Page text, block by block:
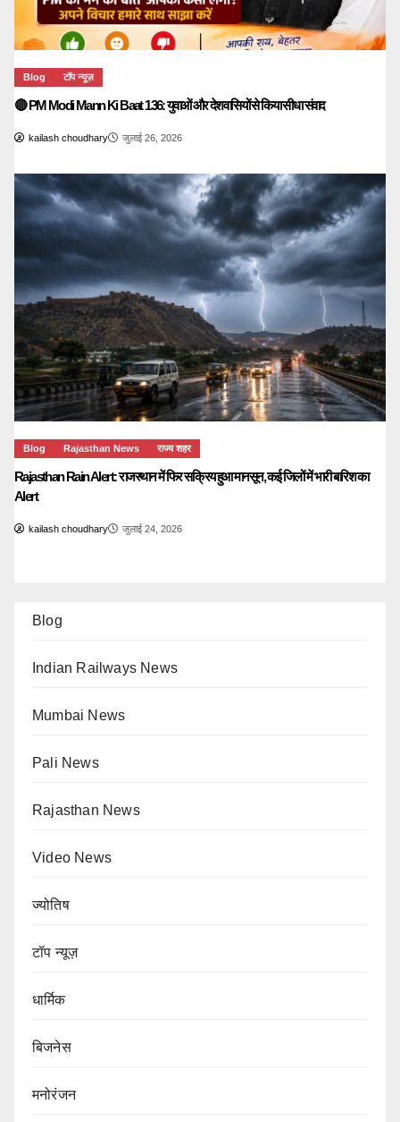
Blog टॉप न्यूज़
🔴 PM Modi Mann Ki Baat 136: युवाओं और देशवासियों से किया सीधा संवाद
kailash choudhary जुलाई 26, 2026
Blog Rajasthan News राज्य शहर
Rajasthan Rain Alert: राजस्थान में फिर सक्रिय हुआ मानसून, कई जिलों में भारी बारिश का
Alert
kailash choudhary जुलाई 24, 2026
Blog
Indian Railways News
Mumbai News
Pali News
Rajasthan News
Video News
ज्योतिष
टॉप न्यूज़
धार्मिक
बिजनेस
मनोरंजन